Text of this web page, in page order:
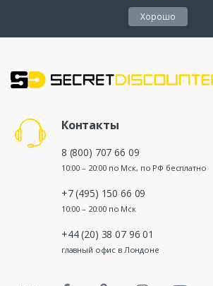
Хорошо
Контакты
8 (800) 707 66 09
10:00 – 20:00 по Мск, по РФ бесплатно
+7 (495) 150 66 09
10:00 – 20:00 по Мск
+44 (20) 38 07 96 01
главный офис в Лондоне